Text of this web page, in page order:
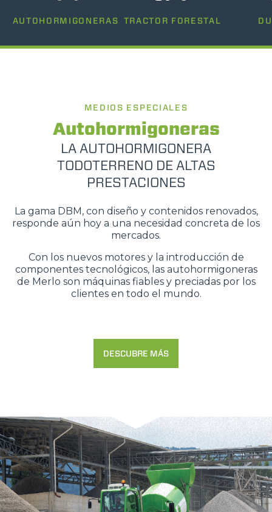
AUTOHORMIGONERAS TRACTOR FORESTAL
MEDIOS ESPECIALES
Autohormigoneras
LA AUTOHORMIGONERA
TODOTERRENO DE ALTAS
PRESTACIONES
La gama DBM, con diseño y contenidos renovados,
responde aún hoy a una necesidad concreta de los
mercados.
Con los nuevos motores y la introducción de
componentes tecnológicos, las autohormigoneras
de Merlo son máquinas fiables y preciadas por los
clientes en todo el mundo.
DESCUBRE MÁS